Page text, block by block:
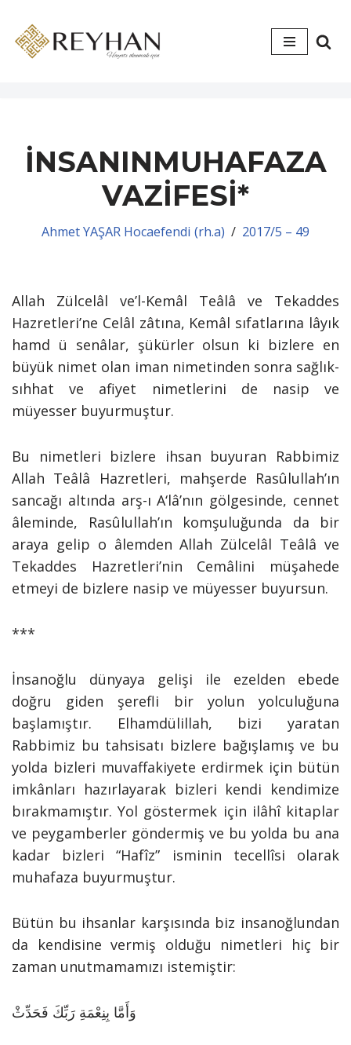
İçeriğe
İNSANINMUHAFAZA
VAZİFESİ*
Ahmet YAŞAR Hocaefendi (rh.a) 2017/5 – 49
Allah Zülcelâl ve’l-Kemâl Teâlâ ve Tekaddes
Hazretleri’ne Celâl zâtına, Kemâl sıfatlarına lâyık
hamd ü senâlar, şükürler olsun ki bizlere en
büyük nimet olan iman nimetinden sonra sağlık-
sıhhat ve afiyet nimetlerini de nasip ve
müyesser buyurmuştur.
Bu nimetleri bizlere ihsan buyuran Rabbimiz
Allah Teâlâ Hazretleri, mahşerde Rasûlullah’ın
sancağı altında arş-ı A‘lâ’nın gölgesinde, cennet
âleminde, Rasûlullah’ın komşuluğunda da bir
araya gelip o âlemden Allah Zülcelâl Teâlâ ve
Tekaddes Hazretleri’nin Cemâlini müşahede
etmeyi de bizlere nasip ve müyesser buyursun.
***
İnsanoğlu dünyaya gelişi ile ezelden ebede
doğru giden şerefli bir yolun yolculuğuna
başlamıştır. Elhamdülillah, bizi yaratan
Rabbimiz bu tahsisatı bizlere bağışlamış ve bu
yolda bizleri muvaffakiyete erdirmek için bütün
imkânları hazırlayarak bizleri kendi kendimize
bırakmamıştır. Yol göstermek için ilâhî kitaplar
ve peygamberler göndermiş ve bu yolda bu ana
kadar bizleri “Hafîz” isminin tecellîsi olarak
muhafaza buyurmuştur.
Bütün bu ihsanlar karşısında biz insanoğlundan
da kendisine vermiş olduğu nimetleri hiç bir
zaman unutmamamızı istemiştir:
وَأَمَّا بِنِعْمَةِ رَبِّكَ فَحَدِّثْ